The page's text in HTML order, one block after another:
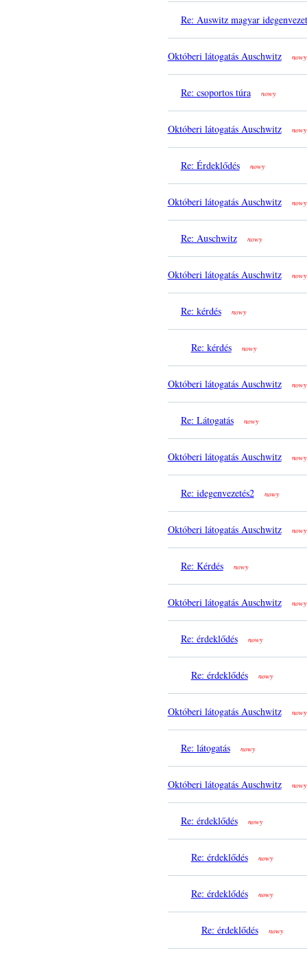
Re: Auswitz magyar
Októberi látogatás Auschwitz nowy
Re: csoportos túra nowy
Októberi látogatás Auschwitz nowy
Re: Érdeklődés nowy
Októberi látogatás Auschwitz nowy
Re: Auschwitz nowy
Októberi látogatás Auschwitz nowy
Re: kérdés nowy
Re: kérdés nowy
Októberi látogatás Auschwitz nowy
Re: Látogatás nowy
Októberi látogatás Auschwitz nowy
Re: idegenvezetés2 nowy
Októberi látogatás Auschwitz nowy
Re: Kérdés nowy
Októberi látogatás Auschwitz nowy
Re: érdeklődés nowy
Re: érdeklődés nowy
Októberi látogatás Auschwitz nowy
Re: látogatás nowy
Októberi látogatás Auschwitz nowy
Re: érdeklődés nowy
Re: érdeklődés nowy
Re: érdeklődés nowy
Re: érdeklődés nowy